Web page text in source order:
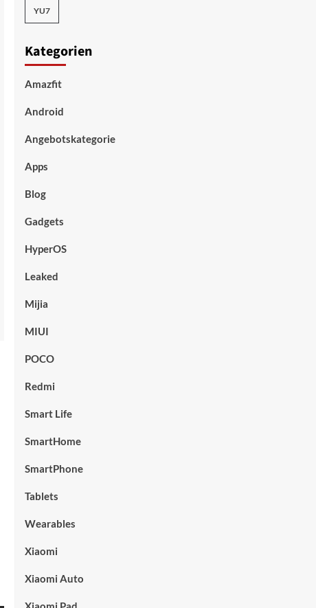
YU7
Kategorien
Amazfit
Android
Angebotskategorie
Apps
Blog
Gadgets
HyperOS
Leaked
Mijia
MIUI
POCO
Redmi
Smart Life
SmartHome
SmartPhone
Tablets
Wearables
Xiaomi
Xiaomi Auto